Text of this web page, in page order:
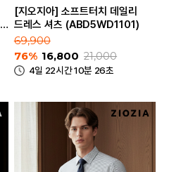
[지오지아] 소프트터치 데일리
드레스 셔츠 (ABD5WD1101)
69,900
76% 16,800 21,000
4일 22시간 10분 26초